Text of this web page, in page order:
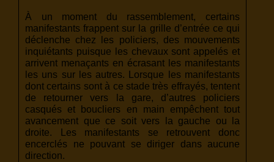
À un moment du rassemblement, certains
manifestants frappent sur la grille d’entrée ce qui
déclenche chez les policiers, des mouvements
inquiétants puisque les chevaux sont appelés et
arrivent menaçants en écrasant les manifestants
les uns sur les autres. Lorsque les manifestants
dont certains sont à ce stade très effrayés, tentent
de retourner vers la gare, d’autres policiers
casqués et boucliers en main empêchent tout
avancement que ce soit vers la gauche ou la
droite. Les manifestants se retrouvent donc
encerclés ne pouvant se diriger dans aucune
direction.